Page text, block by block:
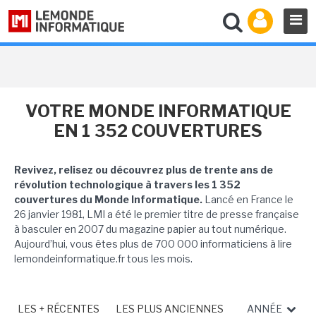
VOTRE MONDE INFORMATIQUE
EN 1 352 COUVERTURES
Revivez, relisez ou découvrez plus de trente ans de
révolution technologique à travers les 1 352
couvertures du Monde Informatique. Lancé en France le
26 janvier 1981, LMI a été le premier titre de presse française
à basculer en 2007 du magazine papier au tout numérique.
Aujourd’hui, vous êtes plus de 700 000 informaticiens à lire
lemondeinformatique.fr tous les mois.
LES + RÉCENTES LES PLUS ANCIENNES ANNÉE